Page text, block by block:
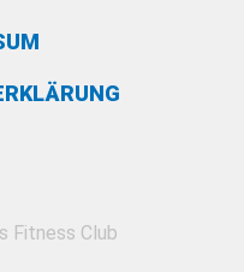
Fitness Club